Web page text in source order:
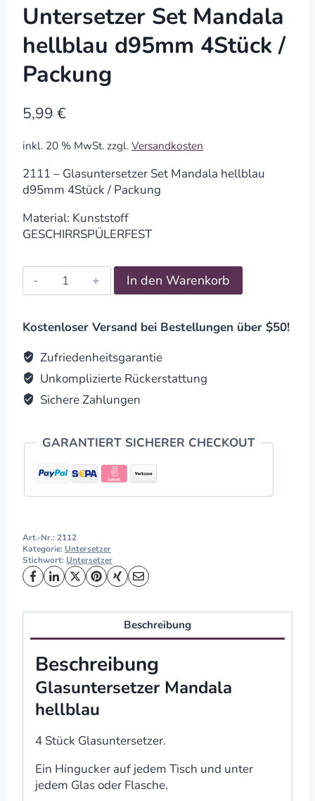
Untersetzer Set Mandala
hellblau d95mm 4Stück /
Packung
5,99 €
inkl. 20 % MwSt. zzgl. Versandkosten
2111 – Glasuntersetzer Set Mandala hellblau
d95mm 4Stück / Packung
Material: Kunststoff
GESCHIRRSPÜLERFEST
Untersetzer
Set
hellblau
4Stück
Packung
quantity
In den Warenkorb
Kostenloser Versand bei Bestellungen über $50!
Zufriedenheitsgarantie
Unkomplizierte Rückerstattung
Sichere Zahlungen
GARANTIERT SICHERER CHECKOUT
Art.-Nr.:2112
Kategorie: Untersetzer
Stichwort: Untersetzer
Beschreibung
Beschreibung
Glasuntersetzer Mandala
hellblau
4 Stück Glasuntersetzer.
Ein Hingucker auf jedem Tisch und unter
jedem Glas oder Flasche.